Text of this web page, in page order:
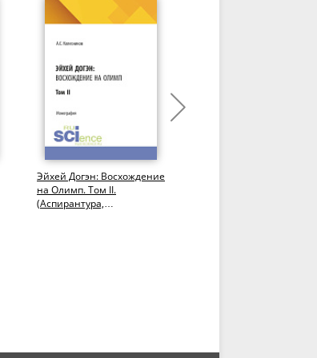
Эйхей Догэн: Восхождение
на Олимп. Том II.
(Аспирантура,